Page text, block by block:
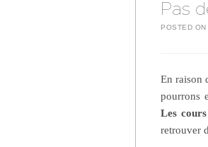
Pas
POSTED ON
En raison
pourrons
Les
retrouver